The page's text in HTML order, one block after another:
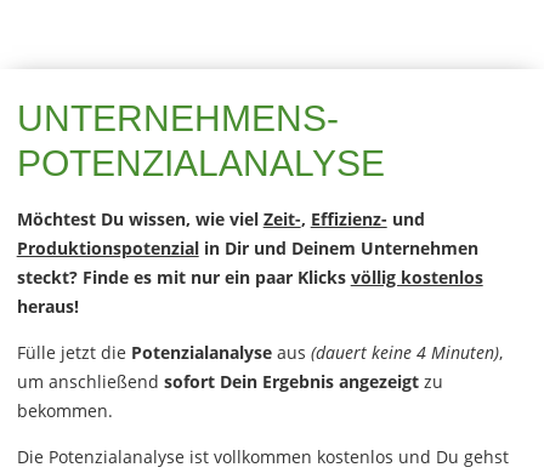
UNTERNEHMENS-
POTENZIALANALYSE
Möchtest Du wissen, wie viel Zeit-, Effizienz- und
Produktionspotenzialin Dir und Deinem Unternehmen
steckt? Finde es mit nur ein paar Klicks völlig kostenlos
heraus!
Fülle jetzt die Potenzialanalyseaus (dauert keine 4 Minuten),
um anschließend sofort Dein Ergebnis angezeigtzu
bekommen.
Die Potenzialanalyse ist vollkommen kostenlos und Du gehst